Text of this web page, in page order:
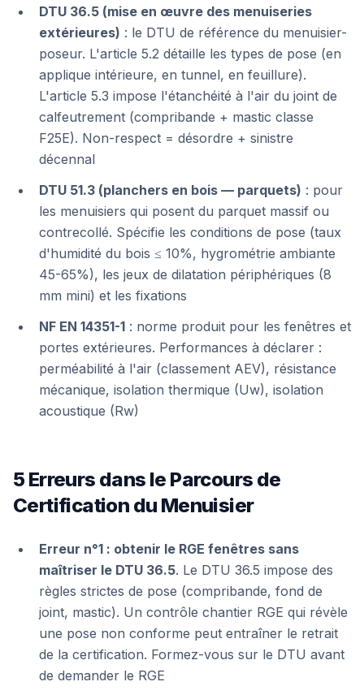
DTU 36.5 (mise en œuvre des menuiseries
extérieures) : le DTU de référence du menuisier-
poseur. L'article 5.2 détaille les types de pose (en
applique intérieure, en tunnel, en feuillure).
L'article 5.3 impose l'étanchéité à l'air du joint de
calfeutrement (compribande + mastic classe
F25E). Non-respect = désordre + sinistre
décennal
DTU 51.3 (planchers en bois — parquets) : pour
les menuisiers qui posent du parquet massif ou
contrecollé. Spécifie les conditions de pose (taux
d'humidité du bois ≤ 10%, hygrométrie ambiante
45-65%), les jeux de dilatation périphériques (8
mm mini) et les fixations
NF EN 14351-1 : norme produit pour les fenêtres et
portes extérieures. Performances à déclarer :
perméabilité à l'air (classement AEV), résistance
mécanique, isolation thermique (Uw), isolation
acoustique (Rw)
5 Erreurs dans le Parcours de
Certification du Menuisier
Erreur n°1 : obtenir le RGE fenêtres sans
maîtriser le DTU 36.5. Le DTU 36.5 impose des
règles strictes de pose (compribande, fond de
joint, mastic). Un contrôle chantier RGE qui révèle
une pose non conforme peut entraîner le retrait
de la certification. Formez-vous sur le DTU avant
de demander le RGE